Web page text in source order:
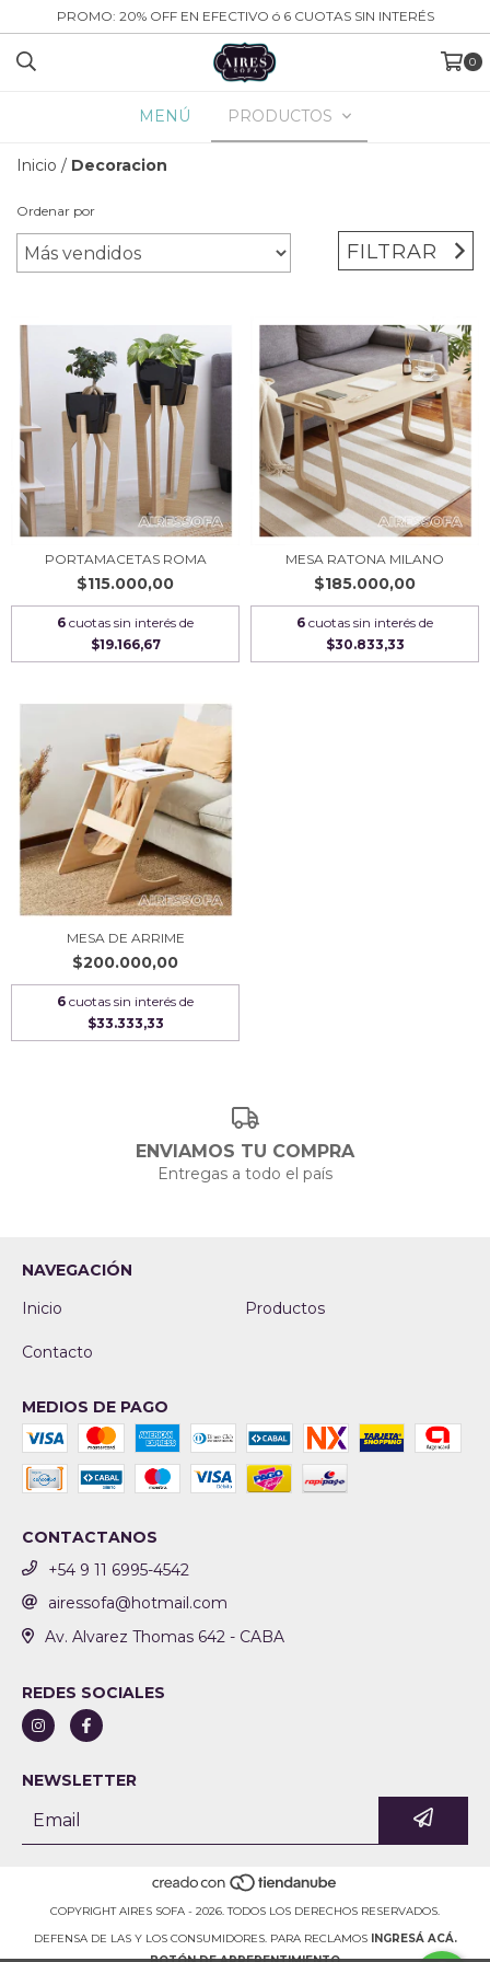
PROMO: 20% OFF EN EFECTIVO ó 6 CUOTAS SIN INTERÉS
0
MENÚ PRODUCTOS
Inicio / Decoracion
Ordenar por
FILTRAR
PORTAMACETAS ROMA
$115.000,00
6 cuotas sin interés de
$19.166,67
MESA RATONA MILANO
$185.000,00
6 cuotas sin interés de
$30.833,33
MESA DE ARRIME
$200.000,00
6 cuotas sin interés de
$33.333,33
ENVIAMOS TU COMPRA
Entregas a todo el país
NAVEGACIÓN
Inicio
Productos
Contacto
MEDIOS DE PAGO
CONTACTANOS
+54 9 11 6995-4542
airessofa@hotmail.com
Av. Alvarez Thomas 642 - CABA
REDES SOCIALES
NEWSLETTER
COPYRIGHT AIRES SOFA - 2026. TODOS LOS DERECHOS RESERVADOS.
DEFENSA DE LAS Y LOS CONSUMIDORES. PARA RECLAMOS
INGRESÁ ACÁ.